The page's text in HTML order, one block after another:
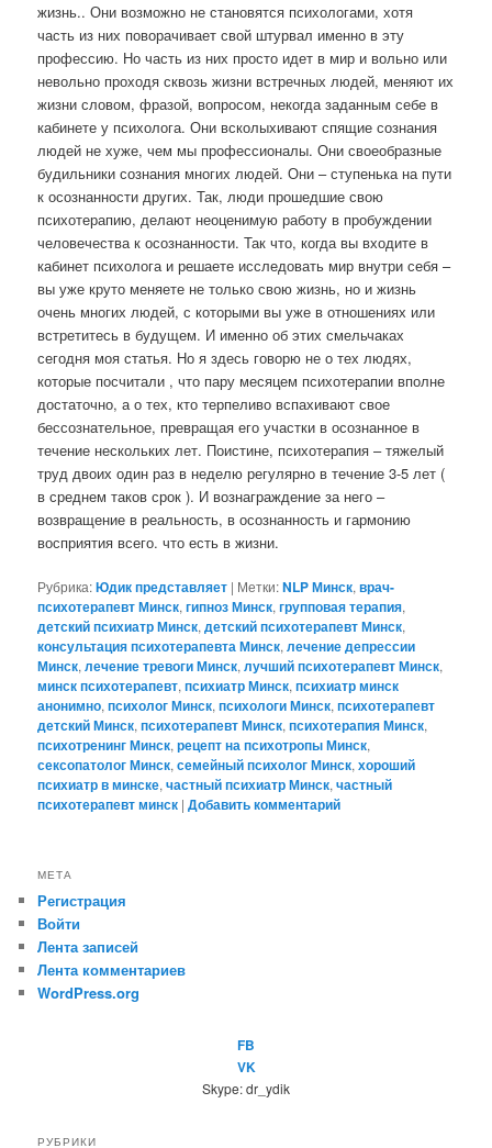
жизнь.. Они возможно не становятся психологами, хотя
часть из них поворачивает свой штурвал именно в эту
профессию. Но часть из них просто идет в мир и вольно или
невольно проходя сквозь жизни встречных людей, меняют их
жизни словом, фразой, вопросом, некогда заданным себе в
кабинете у психолога. Они всколыхивают спящие сознания
людей не хуже, чем мы профессионалы. Они своеобразные
будильники сознания многих людей. Они – ступенька на пути
к осознанности других. Так, люди прошедшие свою
психотерапию, делают неоценимую работу в пробуждении
человечества к осознанности. Так что, когда вы входите в
кабинет психолога и решаете исследовать мир внутри себя –
вы уже круто меняете не только свою жизнь, но и жизнь
очень многих людей, с которыми вы уже в отношениях или
встретитесь в будущем. И именно об этих смельчаках
сегодня моя статья. Но я здесь говорю не о тех людях,
которые посчитали , что пару месяцем психотерапии вполне
достаточно, а о тех, кто терпеливо вспахивают свое
бессознательное, превращая его участки в осознанное в
течение нескольких лет. Поистине, психотерапия – тяжелый
труд двоих один раз в неделю регулярно в течение 3-5 лет (
в среднем таков срок ). И вознаграждение за него –
возвращение в реальность, в осознанность и гармонию
восприятия всего. что есть в жизни.
Рубрика:Юдик представляет | Метки:NLP Минск,врач-
психотерапевт Минск,гипноз Минск,групповая терапия,
детский психиатр Минск,детский психотерапевт Минск,
консультация психотерапевта Минск,лечение депрессии
Минск,лечение тревоги Минск,лучший психотерапевт Минск,
минск психотерапевт,психиатр Минск,психиатр минск
анонимно,психолог Минск,психологи Минск,психотерапевт
детский Минск,психотерапевт Минск,психотерапия Минск,
психотренинг Минск,рецепт на психотропы Минск,
сексопатолог Минск,семейный психолог Минск,хороший
психиатр в минске,частный психиатр Минск,частный
психотерапевт минск |Добавить комментарий
МЕТА
Регистрация
Войти
Лента записей
Лента комментариев
WordPress.org
FB
VK
Skype: dr_ydik
РУБРИКИ